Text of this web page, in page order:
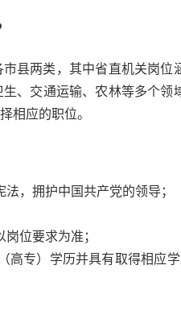
县两类，其中省直机关岗位
、交通运输、农林等多个领
相应的职位。
，拥护中国共产党的领导；
位要求为准；
高专）学历并具有取得相应